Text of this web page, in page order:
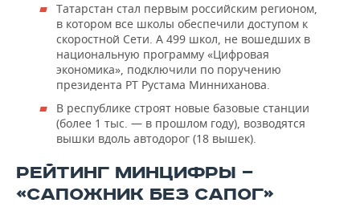
Татарстан стал первым российским регионом,
в котором все школы обеспечили доступом к
скоростной Сети. А 499 школ, не вошедших в
национальную программу «Цифровая
экономика», подключили по поручению
президента РТ Рустама Минниханова.
В республике строят новые базовые станции
(более 1 тыс. — в прошлом году), возводятся
вышки вдоль автодорог (18 вышек).
РЕЙТИНГ МИНЦИФРЫ —
«САПОЖНИК БЕЗ САПОГ»